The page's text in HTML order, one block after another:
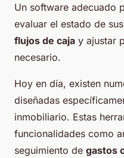
Un software adecuado
evaluar el estado de
flujos de caja y ajustar
necesario.
Hoy en día, existen
diseñadas
inmobiliario. Estas
funcionalidades como
seguimiento de gastos